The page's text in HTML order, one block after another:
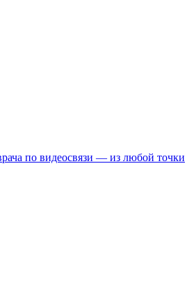
по видеосвязи — из любой точки